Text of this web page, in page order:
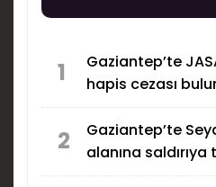
1
Gaziantep’te
hapis cezası
2
Gaziantep’te
alanına